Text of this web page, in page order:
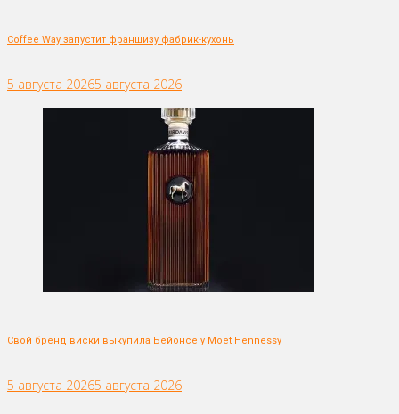
Coffee Way запустит франшизу фабрик-кухонь
5 августа 20265 августа 2026
Свой бренд виски выкупила Бейонсе у Moët Hennessy
5 августа 20265 августа 2026